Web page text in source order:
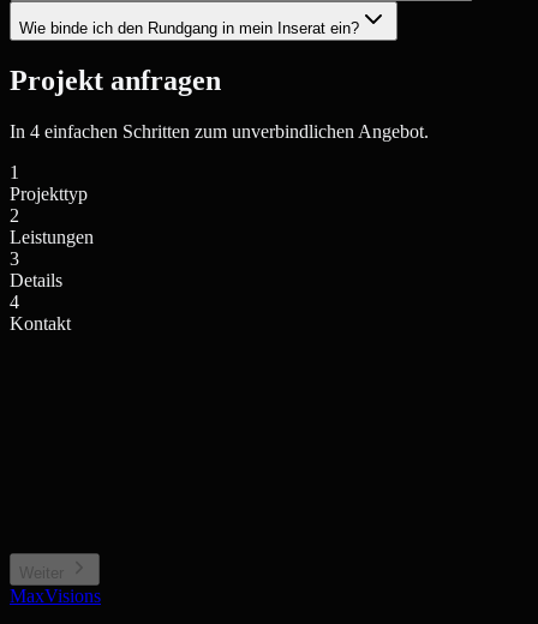
Wie binde ich den Rundgang in mein Inserat ein?
Projekt anfragen
In 4 einfachen Schritten zum unverbindlichen Angebot.
1
Projekttyp
2
Leistungen
3
Details
4
Kontakt
Weiter
MaxVisions